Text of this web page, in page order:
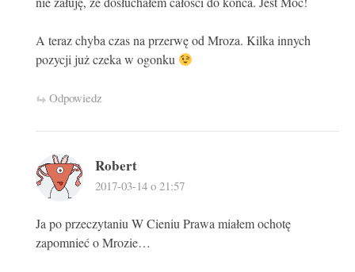
A teraz chyba czas na przerwę od Mroza. Kilka innych
pozycji już czeka w ogonku
Odpowiedz
Robert
2017-03-14 o 21:57
Ja po przeczytaniu W Cieniu Prawa miałem ochotę
zapomnieć o Mrozie…